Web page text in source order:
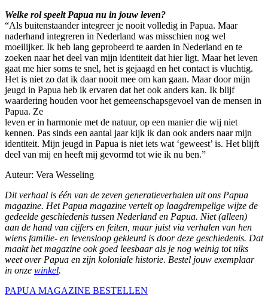
Welke rol speelt Papua nu in jouw leven?
“Als buitenstaander integreer je nooit volledig in Papua. Maar
naderhand integreren in Nederland was misschien nog wel
moeilijker. Ik heb lang geprobeerd te aarden in Nederland en te
zoeken naar het deel van mijn identiteit dat hier ligt. Maar het leven
gaat me hier soms te snel, het is gejaagd en het contact is vluchtig.
Het is niet zo dat ik daar nooit mee om kan gaan. Maar door mijn
jeugd in Papua heb ik ervaren dat het ook anders kan. Ik blijf
waardering houden voor het gemeenschapsgevoel van de mensen in
Papua. Ze
leven er in harmonie met de natuur, op een manier die wij niet
kennen. Pas sinds een aantal jaar kijk ik dan ook anders naar mijn
identiteit. Mijn jeugd in Papua is niet iets wat ‘geweest’ is. Het blijft
deel van mij en heeft mij gevormd tot wie ik nu ben.”
Auteur: Vera Wesseling
Dit verhaal is één van de zeven generatieverhalen uit ons Papua
magazine. Het Papua magazine vertelt op laagdrempelige wijze de
gedeelde geschiedenis tussen Nederland en Papua. Niet (alleen)
aan de hand van cijfers en feiten, maar juist via verhalen van hen
wiens familie- en levensloop gekleurd is door deze geschiedenis. Dat
maakt het magazine ook goed leesbaar als je nog weinig tot niks
weet over Papua en zijn koloniale historie. Bestel jouw exemplaar
in onze winkel.
PAPUA MAGAZINE BESTELLEN